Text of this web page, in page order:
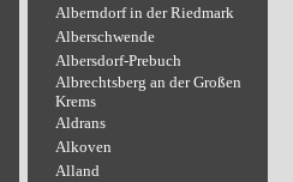
Alberndorf in der Riedmark
Alberschwende
Albersdorf-Prebuch
Albrechtsberg an der Großen
Krems
Aldrans
Alkoven
Alland